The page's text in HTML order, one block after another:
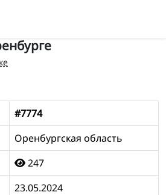
#7774
Оренбургская область
247
23.05.2024